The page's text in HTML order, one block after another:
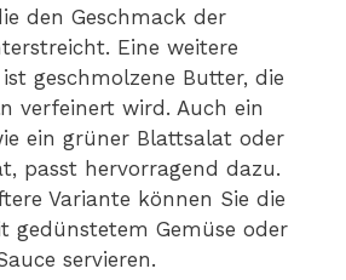
den Geschmack der
Eine weitere
geschmolzene Butter, die
verfeinert wird. Auch ein
ein grüner Blattsalat oder
passt hervorragend dazu.
Variante können Sie die
gedünstetem Gemüse oder
servieren.